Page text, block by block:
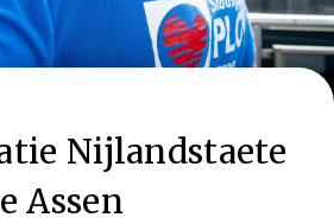
Nijlandstaete
Assen